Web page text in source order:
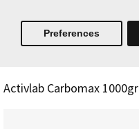
Preferences
Activlab Carbomax 1000gr